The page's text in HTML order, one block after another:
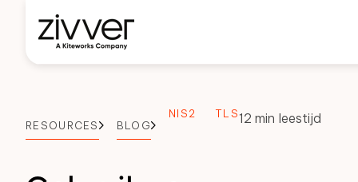
RESOURCES BLOG
NIS2 TLS12 min leestijd